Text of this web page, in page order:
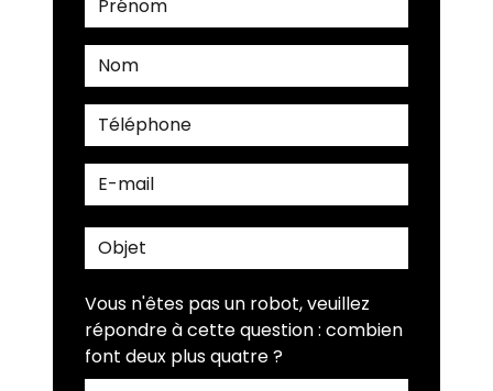
Vous n'êtes pas un robot, veuillez
répondre à cette question : combien
font deux plus quatre ?